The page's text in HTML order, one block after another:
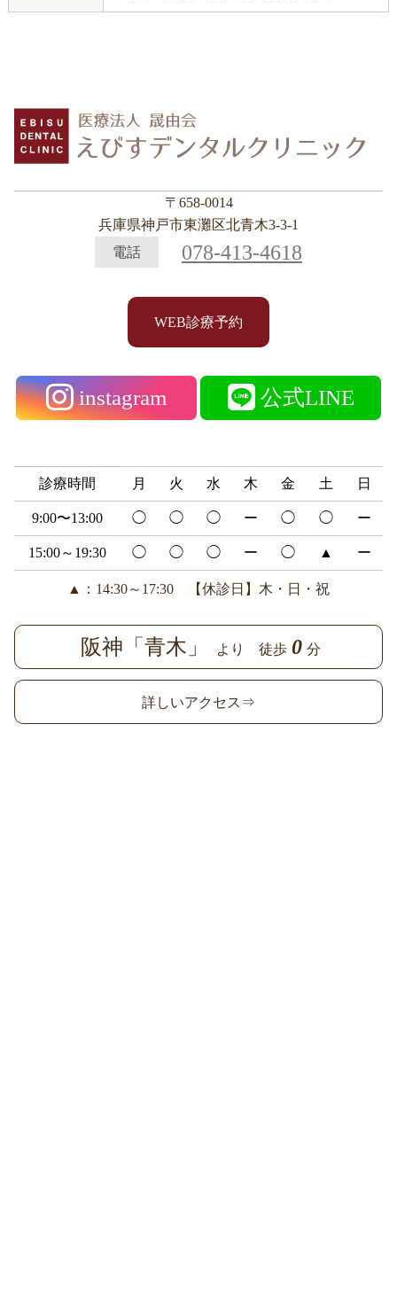
〒658-0014
兵庫県神戸市東灘区北青木3-3-1
電話
078-413-4618
WEB診療予約
instagram 公式LINE
診療時間 月 火 水 木 金 土 日
9:00〜13:00 ◯ ◯ ◯ ー ◯ ◯ ー
15:00～19:30 ◯ ◯ ◯ ー ◯ ▲ ー
▲：14:30～17:30 【休診日】木・日・祝
阪神「青木」 より 徒歩 0 分
詳しいアクセス⇒